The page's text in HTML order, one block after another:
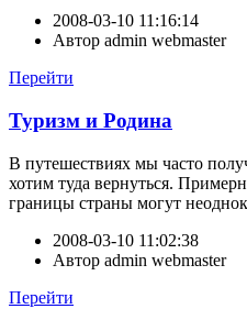
2008-03-10 11:16:14
Автор admin webmaster
Перейти
Туризм и Родина
В путешествиях мы часто
хотим туда вернуться.
границы страны могут
2008-03-10 11:02:38
Автор admin webmaster
Перейти